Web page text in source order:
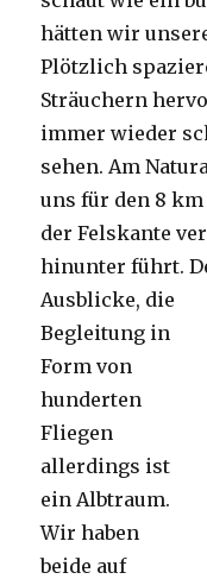
hätten wir
Plötzlich
Sträuchern
immer wieder
sehen. Am
uns für den 8
der Felskante
hinunter führt.
Ausblicke, die
Begleitung in
Form von
hunderten
Fliegen
allerdings ist
ein Albtraum.
Wir haben
beide auf